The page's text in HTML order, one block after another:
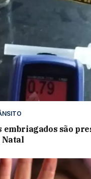
embriagados são
Natal